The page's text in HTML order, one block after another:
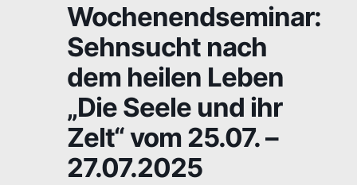
Wochenendseminar:
Sehnsucht nach
dem heilen Leben
„Die Seele und ihr
Zelt“ vom 25.07. –
27.07.2025